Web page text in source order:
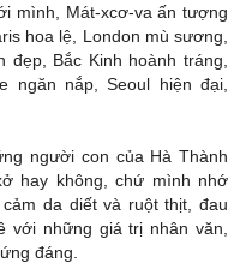
mình, Mát-xcơ-va ấn tượng
hoa lệ, London mù sương,
đẹp, Bắc Kinh hoành tráng,
ngăn nắp, Seoul hiện đại,
người con của Hà Thành
hay không, chứ mình nhớ
da diết và ruột thịt, đau
với những giá trị nhân văn,
đáng.